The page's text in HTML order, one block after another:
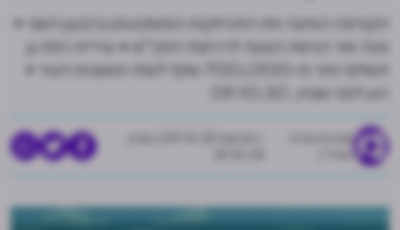
הקורונה האיצה את התרחקות המשקיעים ברבעון השני •
מגה אור הגישה הצעה לרכישת דסק"ש • עיריית רמת גן
תשלם יותר מ-700,000 שקל לשתי תושבות העיר •
רגע לפני שבת, 09.10.20
מערכת מרכז
הנדל"ן
פורסם 09.10.20